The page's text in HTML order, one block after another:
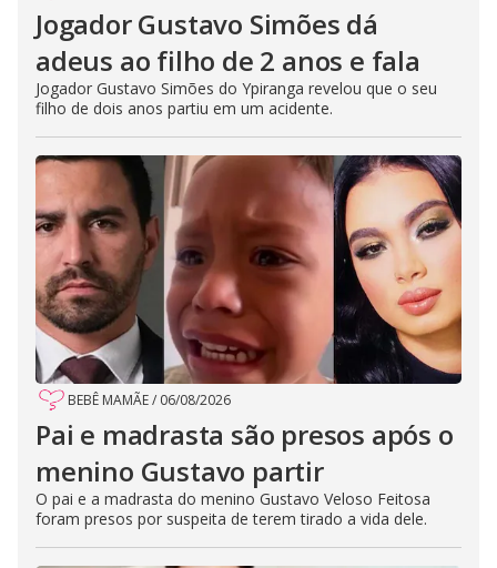
Jogador Gustavo Simões dá
adeus ao filho de 2 anos e fala
Jogador Gustavo Simões do Ypiranga revelou que o seu
filho de dois anos partiu em um acidente.
BEBÊ MAMÃE/ 06/08/2026
Pai e madrasta são presos após o
menino Gustavo partir
O pai e a madrasta do menino Gustavo Veloso Feitosa
foram presos por suspeita de terem tirado a vida dele.